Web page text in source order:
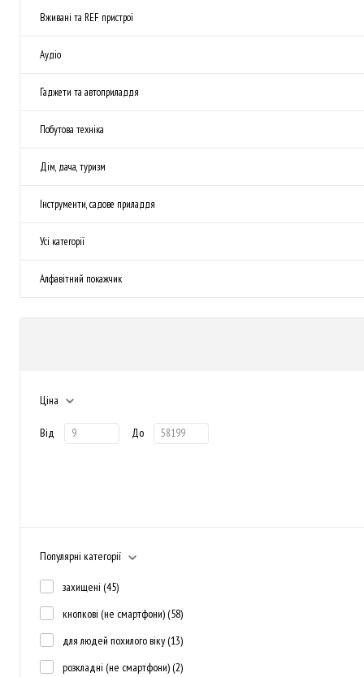
Вживані та REF пристрої
Аудіо
Гаджети та автоприладдя
Побутова техніка
Дім, дача, туризм
Інструменти, садове приладдя
Усі категорії
Алфавітний покажчик
Ціна
Від До
Популярні категорії
захищені (45)
кнопкові (не смартфони) (58)
для людей похилого віку (13)
розкладні (не смартфони) (2)